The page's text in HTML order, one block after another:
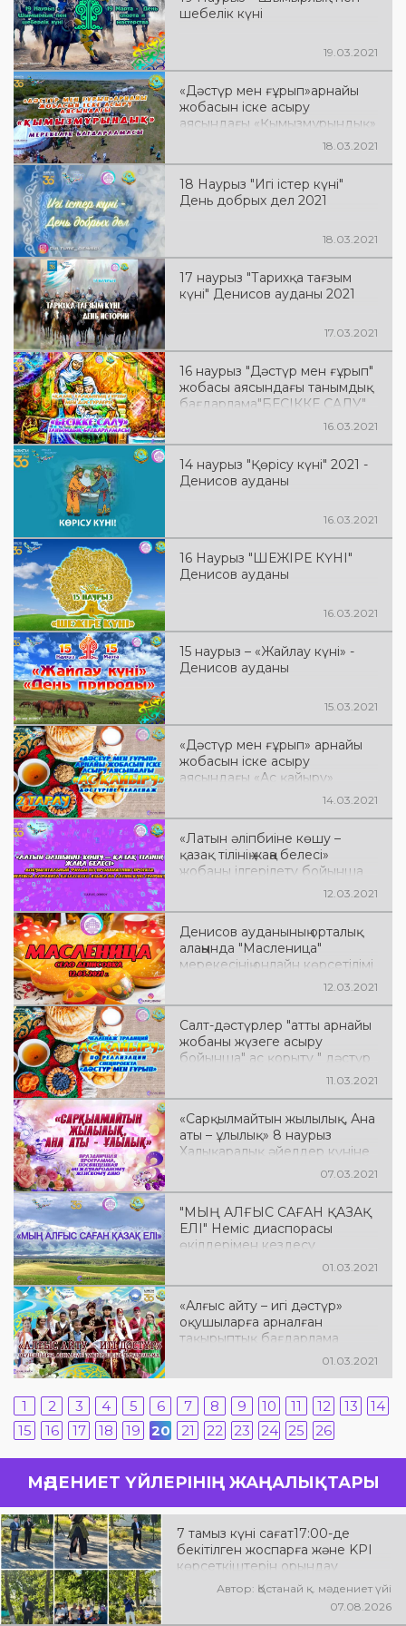
шебелік күні
19.03.2021
«Дәстүр мен ғұрып»арнайы
жобасын іске асыру
аясындағы «Қымызмұрындық»
мерекелік бағдарламасы18.03.2021
18 Наурыз "Игі істер күні"
День добрых дел 2021
18.03.2021
17 наурыз "Тарихқа тағзым
күні" Денисов ауданы 2021
17.03.2021
16 наурыз "Дәстүр мен ғұрып"
жобасы аясындағы танымдық
бағдарлама"БЕСІККЕ САЛУ"
16.03.2021
14 наурыз "Қөрісу күні" 2021 -
Денисов ауданы
16.03.2021
16 Наурыз "ШЕЖІРЕ КҮНІ"
Денисов ауданы
16.03.2021
15 наурыз – «Жайлау күні» -
Денисов ауданы
15.03.2021
«Дәстүр мен ғұрып» арнайы
жобасын іске асыру
аясындағы «Ас қайыру»
дәстүріне челлендж (2 тарау)
14.03.2021
«Латын әліпбиіне көшу –
қазақ тілінің жаңа белесі»
жобаны ілгерілету бойынша
деректі фильм "Қазақ тілі12.03.2021
Денисов ауданының орталық
алаңында "Масленица"
мерекесінің онлайн көрсетілімі
12.03.2021
Салт-дәстүрлер "атты арнайы
жобаны жүзеге асыру
бойынша" ас қорыту " дәстүр
11.03.2021
«Сарқылмайтын жылылық, Ана
аты – ұлылық» 8 наурыз
Халықаралық әйелдер күніне
07.03.2021
"МЫҢ АЛҒЫС САҒАН ҚАЗАҚ
ЕЛІ" Неміс диаспорасы
өкілдерімен кездесу
01.03.2021
«Алғыс айту – игі дәстүр»
оқушыларға арналған
тақырыптық бағдарлама
01.03.2021
1 2 3 4 5 6 7 8 9 10 11 12 13
14
15
16 17 18 19 20 21 22 23 24 25 26
МӘДЕНИЕТ ҮЙЛЕРІНІҢ ЖАҢАЛЫҚТАРЫ
7 тамыз күні сағат17:00-де
бекітілген жоспарға және KPI
көрсеткіштерін орындау
аясында «Таза Қазақстан»
экологиялық акциясына
арналған көшпелі концерт
Автор: Қостанай қ. мәдениет үйі
07.08.2026